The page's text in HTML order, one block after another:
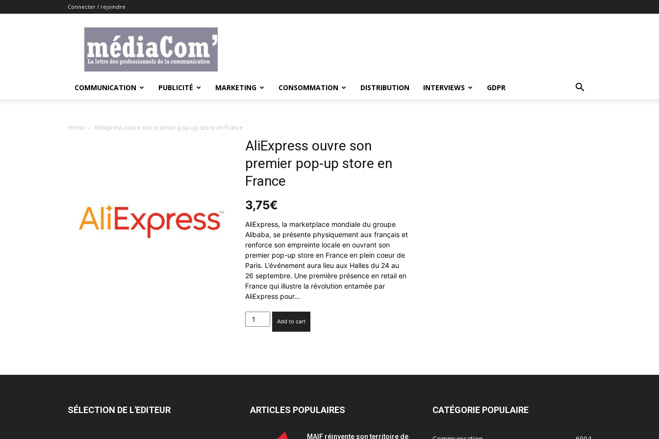
Connecter / rejoindre
COMMUNICATION PUBLICITÉ MARKETING CONSOMMATION DISTRIBUTION INTERVIEWS GDPR
Home AliExpress ouvre son premier pop-up store en France
AliExpress ouvre son
premier pop-up store en
France
3,75€
AliExpress, la marketplace mondiale du groupe
Alibaba, se présente physiquement aux français et
renforce son empreinte locale en ouvrant son
premier pop-up store en France en plein coeur de
Paris. L’événement aura lieu aux Halles du 24 au
26 septembre. Une première présence en retail en
France qui illustre la révolution entamée par
AliExpress pour…
AliExpress
ouvre
quantity
Add to cart
SÉLECTION DE L'EDITEUR ARTICLES POPULAIRES
MAIF réinvente son territoire de
CATÉGORIE POPULAIRE